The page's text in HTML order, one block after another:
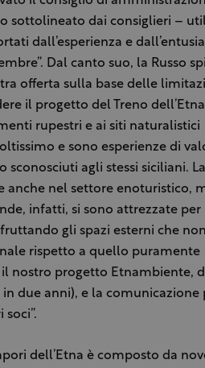
sottolineato dai consiglieri –
dall’esperienza e
Dal canto suo, la Russo
offerta sulla base delle
il progetto del Treno
rupestri e ai siti naturalistici
e sono esperienze di
sconosciuti agli stessi siciliani. La
anche nel settore enoturistico,
infatti, si sono attrezzate per
gli spazi esterni che non
rispetto a quello puramente
nostro progetto Etnambiente,
due anni), e la comunicazione
dell’Etna è composto da